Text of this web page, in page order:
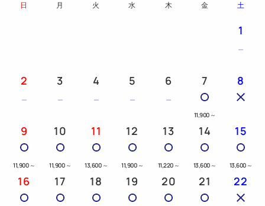
日 月 火 水 木 金 土
1
2 3 4 5 6 7
11,900 ～
8
9
11,900 ～
10
11,900 ～
11
13,600 ～
12
11,900 ～
13
11,220 ～
14
13,600 ～
15
13,600 ～
16 17 18 19 20 21 22